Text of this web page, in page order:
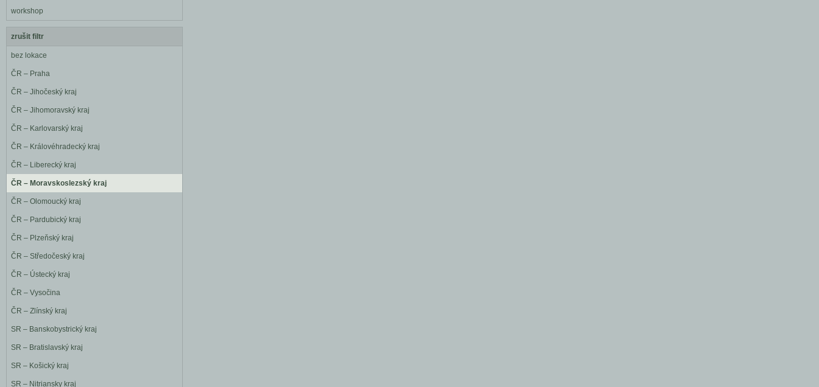
workshop
zrušit filtr
bez lokace
ČR – Praha
ČR – Jihočeský kraj
ČR – Jihomoravský kraj
ČR – Karlovarský kraj
ČR – Královéhradecký kraj
ČR – Liberecký kraj
ČR – Moravskoslezský kraj
ČR – Olomoucký kraj
ČR – Pardubický kraj
ČR – Plzeňský kraj
ČR – Středočeský kraj
ČR – Ústecký kraj
ČR – Vysočina
ČR – Zlínský kraj
SR – Banskobystrický kraj
SR – Bratislavský kraj
SR – Košický kraj
SR – Nitriansky kraj